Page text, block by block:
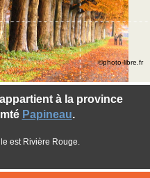
à la province
Papineau.
est Rivière Rouge.
©photo-libre.fr